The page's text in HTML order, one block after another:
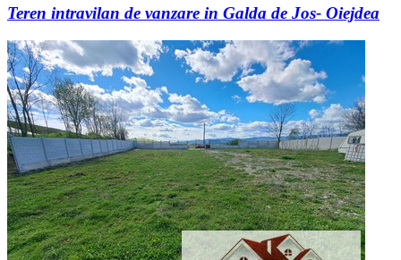
Teren intravilan de vanzare in Galda de Jos- Oiejdea